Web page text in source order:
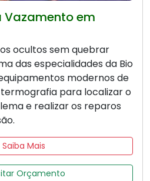
Vazamento em
ocultos sem quebrar
das especialidades da Bio
modernos de
para localizar o
e realizar os reparos
Saiba Mais
Orçamento